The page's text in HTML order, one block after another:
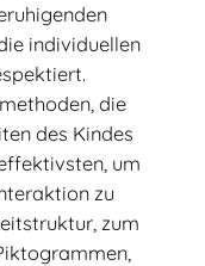
individuellen
die
des Kindes
um
zu
zum